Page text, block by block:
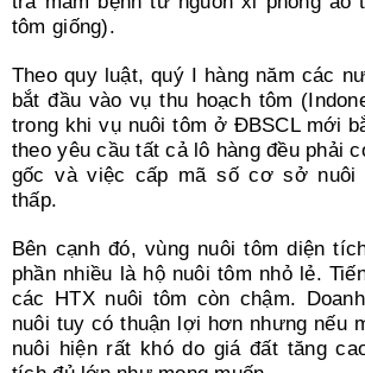
tôm giống).
Theo quy luật, quý I hàng năm các
bắt đầu vào vụ thu hoạch tôm
trong khi vụ nuôi tôm ở ĐBSCL mới
theo yêu cầu tất cả lô hàng đều phải
gốc và việc cấp mã số cơ sở nuôi
thấp.
Bên cạnh đó, vùng nuôi tôm diện
phần nhiều là hộ nuôi tôm nhỏ lẻ.
các HTX nuôi tôm còn chậm.
nuôi tuy có thuận lợi hơn nhưng nếu
nuôi hiện rất khó do giá đất tăng